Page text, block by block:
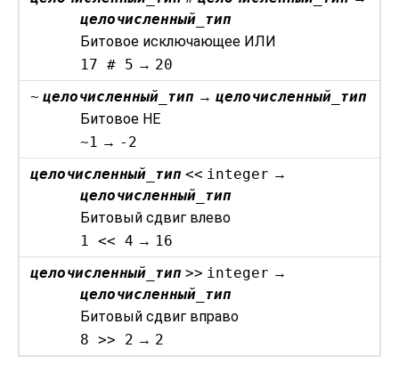
целочисленный_тип
Битовое исключающее ИЛИ
17 # 5 → 20
~ целочисленный_тип →целочисленный_тип
Битовое НЕ
~1 → -2
целочисленный_тип << integer →
целочисленный_тип
Битовый сдвиг влево
1 << 4 → 16
целочисленный_тип >> integer →
целочисленный_тип
Битовый сдвиг вправо
8 >> 2 → 2